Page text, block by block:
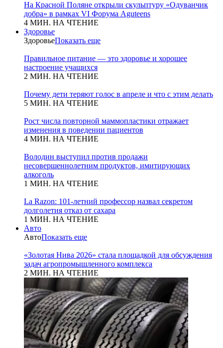
На Красной Поляне открыли скульптуру «Одуванчик
добра» в рамках VI Форума Aguteens
4 МИН. НА ЧТЕНИЕ
Здоровье
ЗдоровьеПоказать еще
Правильное питание — это здоровье и хорошее
настроение учащихся
2 МИН. НА ЧТЕНИЕ
Почему дети теряют голос в апреле и что с этим делать
5 МИН. НА ЧТЕНИЕ
Рост числа повторной маммопластики отражает
изменения в поведении пациентов
4 МИН. НА ЧТЕНИЕ
Володин выступил против продажи
несовершеннолетним продуктов, имитирующих
алкоголь
1 МИН. НА ЧТЕНИЕ
La Razon: 101-летний профессор назвал секретом
долголетия отказ от сахара
1 МИН. НА ЧТЕНИЕ
Авто
АвтоПоказать еще
«Золотая Нива 2026» стала площадкой для обсуждения
задач агропромышленного комплекса
2 МИН. НА ЧТЕНИЕ